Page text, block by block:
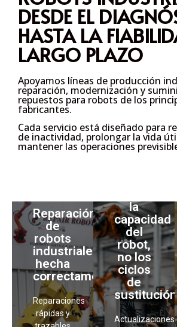
DESDE EL
HASTA LA
LARGO PLAZO
Apoyamos líneas de producción
reparación, modernización y
repuestos para robots de los
fabricantes.
Cada servicio está diseñado para
de inactividad, prolongar la vida
mantener las operaciones
Reparación
de
robots
industriales,
hecha
correctamente
Reparaciones
rápidas y
robots
industriales,
hecha
correctamente
y
reparamos
fallos
electrónicos
y de
principales
marcas
de robots
industriales.
Desde
averías
urgentes
hasta la
localización
compleja
la
capacidad
del
robot,
no los
ciclos
de
Actualizaciones
Amplía
la
capacidad
del
robot,
no los
ciclos
de
Actualizamos
controladores,
para
alinear
robots
heredados
con los
requisitos
de
producción
actuales.
Las